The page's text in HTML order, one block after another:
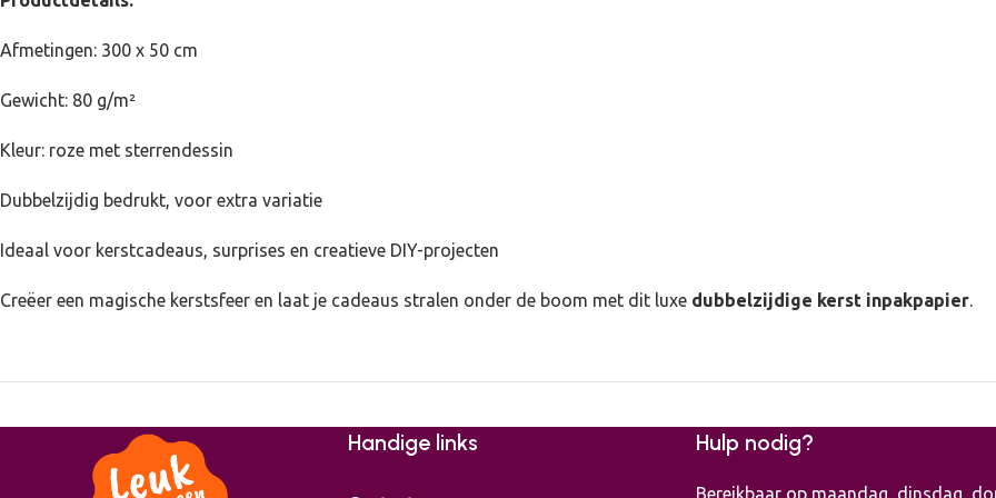
Afmetingen: 300 x 50 cm
Gewicht: 80 g/m²
Kleur: roze met sterrendessin
Dubbelzijdig bedrukt, voor extra variatie
Ideaal voor kerstcadeaus, surprises en creatieve DIY-projecten
Creëer een magische kerstsfeer en laat je cadeaus stralen onder de boom met dit luxe dubbelzijdige kerst inpakpapier.
Handige links Hulp nodig?
Bereikbaar op maandag, dinsdag,